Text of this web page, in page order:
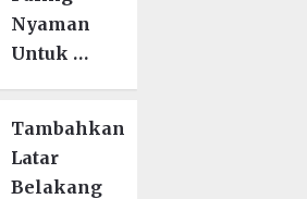
Nyaman
Untuk …
Tambahkan
Latar
Belakang